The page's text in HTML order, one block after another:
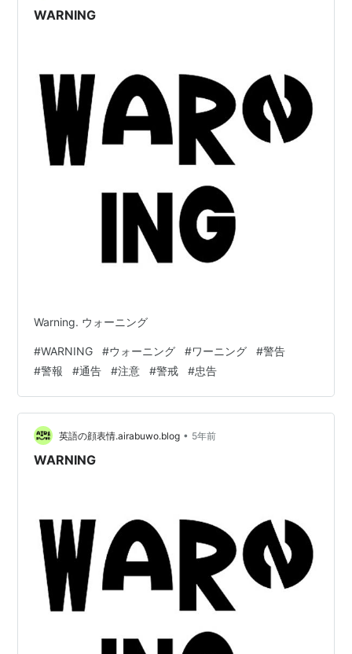
WARNING
Warning. ウォーニング
#WARNING #ウォーニング #ワーニング #警告
#警報 #通告 #注意 #警戒 #忠告
英語の顔表情.airabuwo.blog • 5年前
WARNING